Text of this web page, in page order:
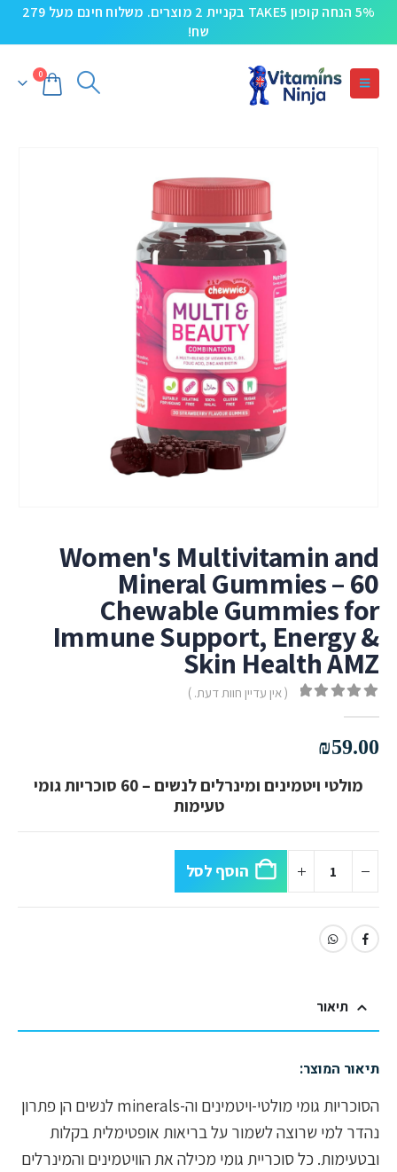
5% הנחה קופון TAKE5 בקניית 2 מוצרים. משלוח חינם מעל 279
שח!
0
Women's Multivitamin and
Mineral Gummies – 60
Chewable Gummies for
Immune Support, Energy &
Skin Health AMZ
( אין עדיין חוות דעת. )
₪59.00
מולטי ויטמינים ומינרלים לנשים – 60 סוכריות גומי
טעימות
הוסף לסל
תיאור
תיאור המוצר:
הסוכריות גומי מולטי-ויטמינים וה-minerals לנשים הן פתרון
נהדר למי שרוצה לשמור על בריאות אופטימלית בקלות
ובטעימות. כל סוכריית גומי מכילה את הוויטמינים והמינרלים